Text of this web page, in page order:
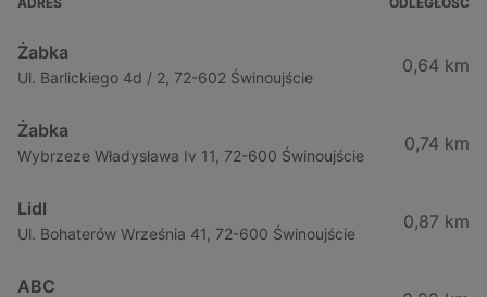
Żabka
Ul. Barlickiego 4d / 2, 72-602 Świnoujście
0,64 km
Żabka
Wybrzeze Władysława Iv 11, 72-600 Świnoujście
0,74 km
Lidl
Ul. Bohaterów Września 41, 72-600 Świnoujście
0,87 km
ABC